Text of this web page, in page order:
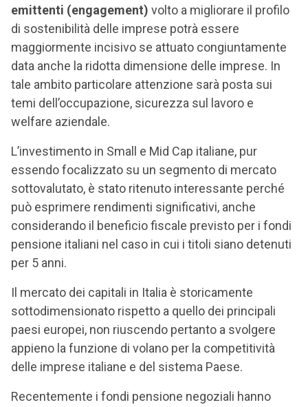
emittenti (engagement) volto a migliorare il profilo
di sostenibilità delle imprese potrà essere
maggiormente incisivo se attuato congiuntamente
data anche la ridotta dimensione delle imprese. In
tale ambito particolare attenzione sarà posta sui
temi dell’occupazione, sicurezza sul lavoro e
welfare aziendale.
L’investimento in Small e Mid Cap italiane, pur
essendo focalizzato su un segmento di mercato
sottovalutato, è stato ritenuto interessante perché
può esprimere rendimenti significativi, anche
considerando il beneficio fiscale previsto per i fondi
pensione italiani nel caso in cui i titoli siano detenuti
per 5 anni.
Il mercato dei capitali in Italia è storicamente
sottodimensionato rispetto a quello dei principali
paesi europei, non riuscendo pertanto a svolgere
appieno la funzione di volano per la competitività
delle imprese italiane e del sistema Paese.
Recentemente i fondi pensione negoziali hanno